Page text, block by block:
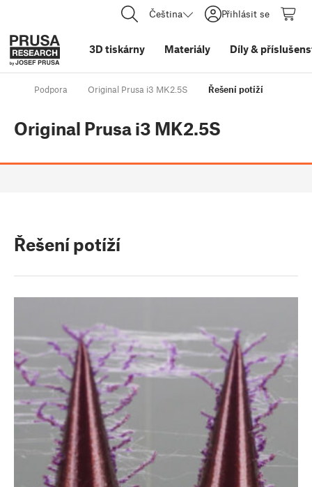
Čeština Přihlásit se
3D tiskárny Materiály Díly&
Podpora Original Prusa i3 MK2.5S Řešení potíží
Original Prusa i3 MK2.5S
Řešení potíží